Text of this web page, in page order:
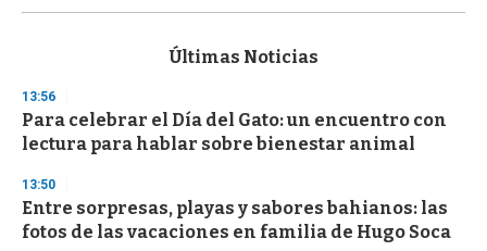
s
d
s
o
f
3
s
e
c
Últimas Noticias
13:56
Para celebrar el Día del Gato: un encuentro con
lectura para hablar sobre bienestar animal
13:50
Entre sorpresas, playas y sabores bahianos: las
fotos de las vacaciones en familia de Hugo Soca